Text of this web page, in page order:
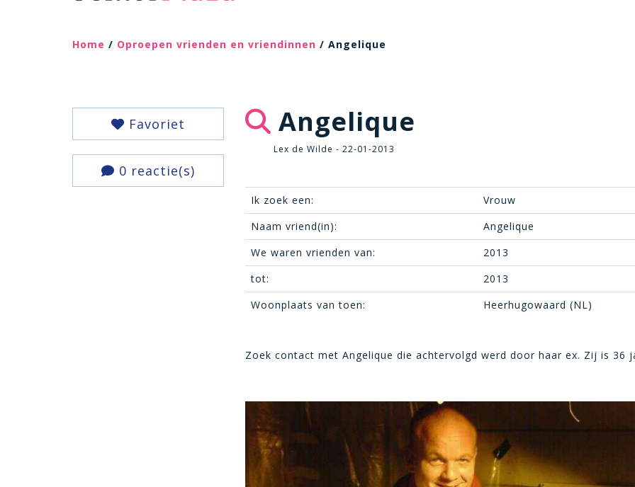
Home / Oproepen vrienden en vriendinnen / Angelique
Favoriet
0 reactie(s)
Angelique
Lex de Wilde - 22-01-2013
Ik zoek een:
Vrouw
Naam vriend(in):
Angelique
We waren vrienden van:
2013
tot:
2013
Woonplaats van toen:
Heerhugowaard (NL)
Zoek contact met Angelique die achtervolgd werd door haar ex. Zij is 36